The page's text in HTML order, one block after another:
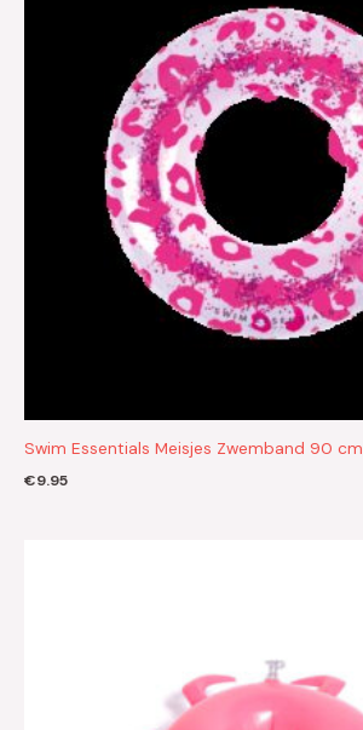
Swim Essentials Meisjes Zwemband 90
€9.95